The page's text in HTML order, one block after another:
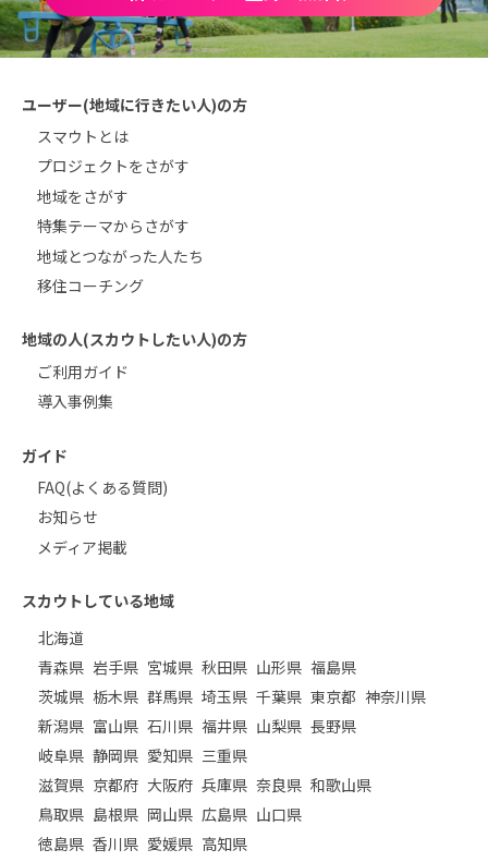
ユーザー(地域に行きたい人)の方
スマウトとは
プロジェクトをさがす
地域をさがす
特集テーマからさがす
地域とつながった人たち
移住コーチング
地域の人(スカウトしたい人)の方
ご利用ガイド
導入事例集
ガイド
FAQ(よくある質問)
お知らせ
メディア掲載
スカウトしている地域
北海道
青森県 岩手県 宮城県 秋田県 山形県 福島県
茨城県 栃木県 群馬県 埼玉県 千葉県 東京都 神奈川県
新潟県 富山県 石川県 福井県 山梨県 長野県
岐阜県 静岡県 愛知県 三重県
滋賀県 京都府 大阪府 兵庫県 奈良県 和歌山県
鳥取県 島根県 岡山県 広島県 山口県
徳島県 香川県 愛媛県 高知県